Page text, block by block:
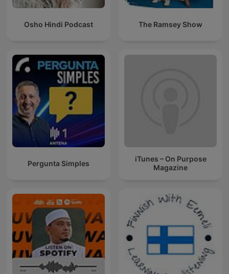
Osho Hindi Podcast The Ramsey Show
Pergunta Simples
iTunes – On Purpose
Magazine